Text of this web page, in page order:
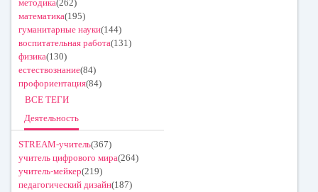
методика(262)
математика(195)
гуманитарные науки(144)
воспитательная работа(131)
физика(130)
естествознание(84)
профориентация(84)
ВСЕ ТЕГИ
Деятельность
STREAM-учитель(367)
учитель цифрового мира(264)
учитель-мейкер(219)
педагогический дизайн(187)